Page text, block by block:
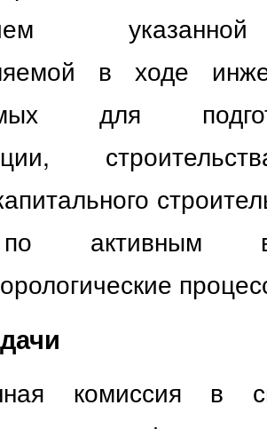
в ходе
для
активным
комиссия в